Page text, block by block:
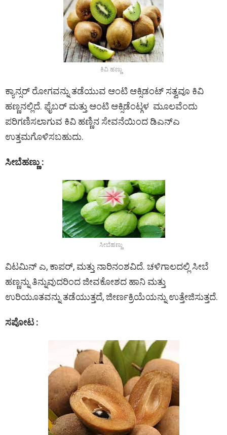
ಕಿವಿ ಹಣ್ಣು
ಕ್ಯಾನ್ಸರ್ ರೋಗವನ್ನು ತಡೆಯುವ ಆಂಟಿ ಆಕ್ಸಿಡಂಟ್ ಸತ್ವವೂ ಕಿವಿ
ಹಣ್ಣನಲ್ಲಿದೆ. ಫೈಬರ್ ಮತ್ತು ಆಂಟಿ ಆಕ್ಸಿಡೆಂಟ್ಗಳ ಮೂಲವೆಂದು
ಪರಿಗಣಿಸಲಾಗುವ ಕಿವಿ ಹಣ್ಣಿನ ಸೇವನೆಯಿಂದ ಡಿಎನ್ಎ
ಉತ್ತಮಗೊಳಿಸಬಹುದು.
ಸೀಬೆಹಣ್ಣು :
ಸೀಬೆಹಣ್ಣು
ವಿಟಮಿನ್ ಎ, ಕಾಪರ್, ಮತ್ತು ನಾರಿನಂಶವಿದೆ. ಚಳಿಗಾಲದಲ್ಲಿ ಸೀಬೆ
ಹಣ್ಣನ್ನು ತಿನ್ನುವುದರಿಂದ ಜೀವಕೋಶದ ಹಾನಿ ಮತ್ತು
ಉರಿಯೂತವನ್ನು ತಡೆಯುತ್ತದೆ, ಜೀರ್ಣಕ್ರಿಯೆಯನ್ನು ಉತ್ತೇಜಿಸುತ್ತದೆ.
ಸಪೋಟ :